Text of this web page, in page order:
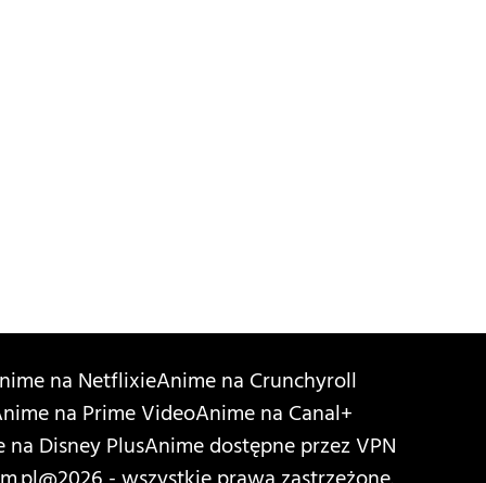
na NetflixieAnime na Crunchyroll
na Prime VideoAnime na Canal+
na Disney PlusAnime dostępne przez VPN